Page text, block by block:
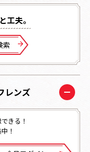
⼯夫。
索
レンズ
きる！
！